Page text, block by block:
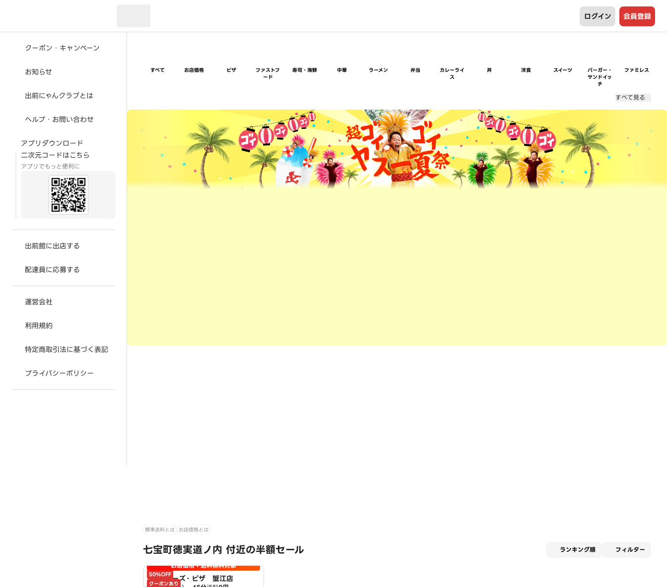
ログイン 会員登録
クーポン・キャンペーン
お知らせ
出前にゃんクラブとは
ヘルプ・お問い合わせ
アプリダウンロード
二次元コードはこちら
アプリでもっと便利に
出前館に出店する
配達員に応募する
運営会社
利用規約
特定商取引法に基づく表記
プライバシーポリシー
すべて お店価格 ピザ
ファストフ
ード
寿司・海鮮 中華 ラーメン 弁当
カレーライ
ス
丼 洋食 スイーツ
バーガー・
サンドイッ
チ
ファミレス
すべて見る
超ゴイゴイヤスー夏祭
標準送料とは お店価格とは
七宝町徳実道ノ内 付近の半額セール ランキング順 フィルター
50%OFF
クーポンあり
お店価格＋送料無料対象
アオキーズ・ピザ 蟹江店